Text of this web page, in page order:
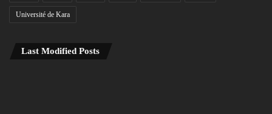
Université de Kara
Last Modified Posts